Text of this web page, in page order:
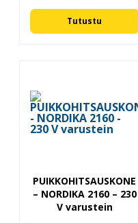
Tutustu
PUIKKOHITSAUSKONE
– NORDIKA 2160 – 230
V varustein